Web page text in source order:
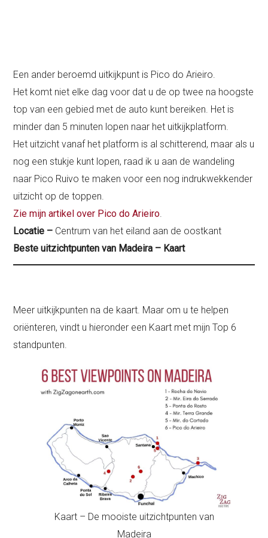
Een ander beroemd uitkijkpunt is Pico do Arieiro.
Het komt niet elke dag voor dat u de op twee na hoogste
top van een gebied met de auto kunt bereiken. Het is
minder dan 5 minuten lopen naar het uitkijkplatform.
Het uitzicht vanaf het platform is al schitterend, maar als u
nog een stukje kunt lopen, raad ik u aan de wandeling
naar Pico Ruivo te maken voor een nog indrukwekkender
uitzicht op de toppen.
Zie mijn artikel over Pico do Arieiro
Locatie – Centrum van het eiland aan de oostkant
Beste uitzichtpunten van Madeira – Kaart
Meer uitkijkpunten na de kaart. Maar om u te helpen
oriënteren, vindt u hieronder een Kaart met mijn Top 6
standpunten.
Kaart – De mooiste uitzichtpunten van
Madeira